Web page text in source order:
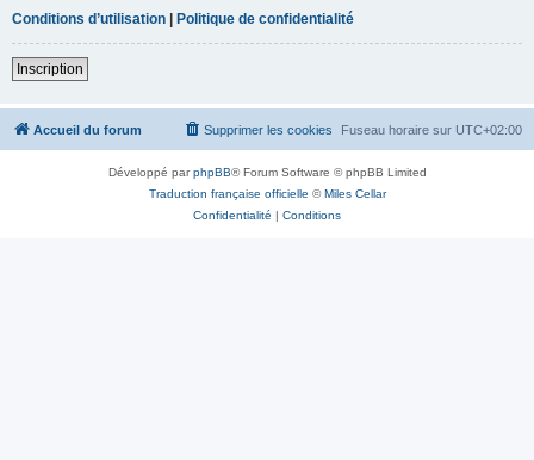
Conditions d’utilisation | Politique de confidentialité
Inscription
Accueil du forum Fuseau horaire sur UTC+02:00
Supprimer les cookies
Développé parphpBB® Forum Software © phpBB Limited
Traduction française officielle ©Miles Cellar
Confidentialité | Conditions